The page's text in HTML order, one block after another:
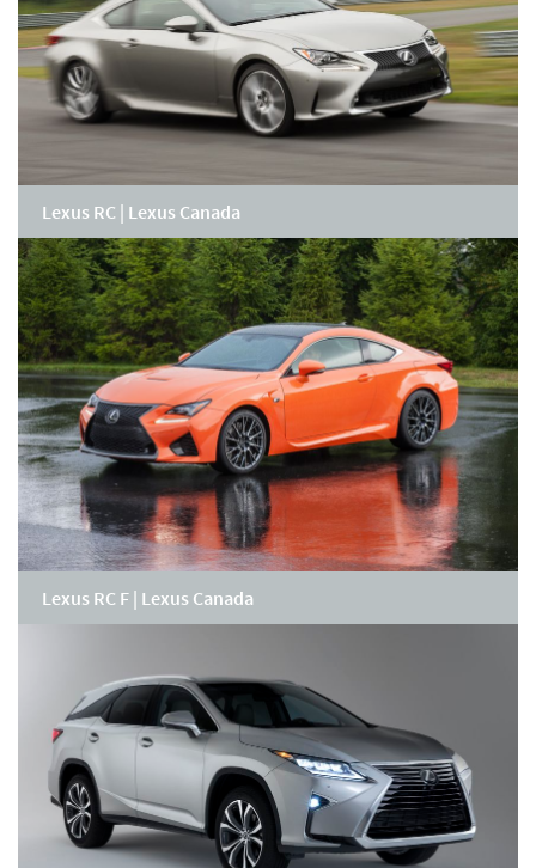
Lexus RC | Lexus Canada
Lexus RC F | Lexus Canada